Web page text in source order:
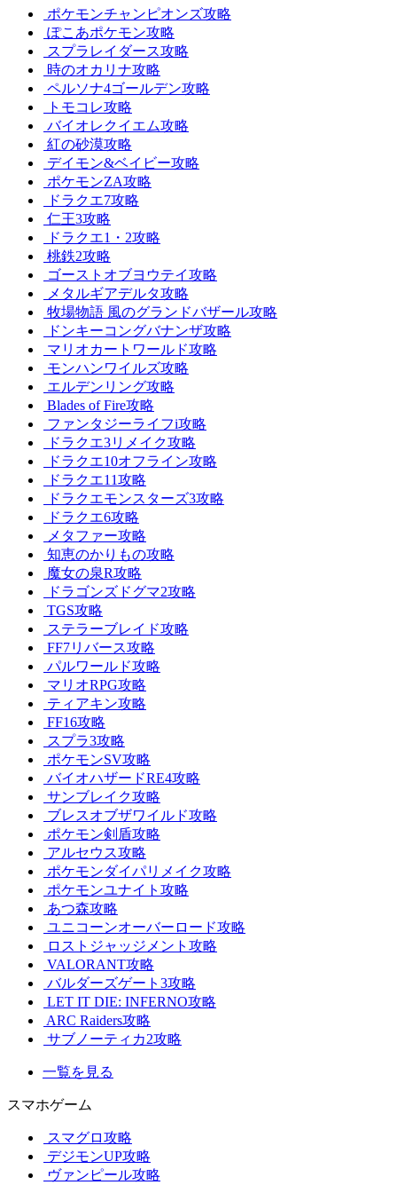
ポケモンチャンピオンズ攻略
ぽこあポケモン攻略
スプラレイダース攻略
時のオカリナ攻略
ペルソナ4ゴールデン攻略
トモコレ攻略
バイオレクイエム攻略
紅の砂漠攻略
デイモン&ベイビー攻略
ポケモンZA攻略
ドラクエ7攻略
仁王3攻略
ドラクエ1・2攻略
桃鉄2攻略
ゴーストオブヨウテイ攻略
メタルギアデルタ攻略
牧場物語 風のグランドバザール攻略
ドンキーコングバナンザ攻略
マリオカートワールド攻略
モンハンワイルズ攻略
エルデンリング攻略
Blades of Fire攻略
ファンタジーライフi攻略
ドラクエ3リメイク攻略
ドラクエ10オフライン攻略
ドラクエ11攻略
ドラクエモンスターズ3攻略
ドラクエ6攻略
メタファー攻略
知恵のかりもの攻略
魔女の泉R攻略
ドラゴンズドグマ2攻略
TGS攻略
ステラーブレイド攻略
FF7リバース攻略
パルワールド攻略
マリオRPG攻略
ティアキン攻略
FF16攻略
スプラ3攻略
ポケモンSV攻略
バイオハザードRE4攻略
サンブレイク攻略
ブレスオブザワイルド攻略
ポケモン剣盾攻略
アルセウス攻略
ポケモンダイパリメイク攻略
ポケモンユナイト攻略
あつ森攻略
ユニコーンオーバーロード攻略
ロストジャッジメント攻略
VALORANT攻略
バルダーズゲート3攻略
LET IT DIE: INFERNO攻略
ARC Raiders攻略
サブノーティカ2攻略
一覧を見る
スマホゲーム
スマグロ攻略
デジモンUP攻略
ヴァンピール攻略